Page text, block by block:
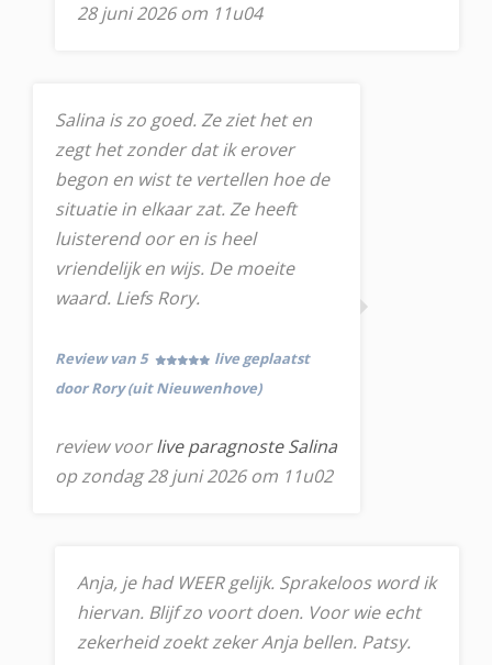
28 juni 2026 om 11u04
Salina is zo goed. Ze ziet het en
zegt het zonder dat ik erover
begon en wist te vertellen hoe de
situatie in elkaar zat. Ze heeft
luisterend oor en is heel
vriendelijk en wijs. De moeite
waard. Liefs Rory.
Review van 5
live geplaatst
door Rory (uit Nieuwenhove)
review voorlive paragnoste Salina
op zondag 28 juni 2026 om 11u02
Anja, je had WEER gelijk. Sprakeloos word ik
hiervan. Blijf zo voort doen. Voor wie echt
zekerheid zoekt zeker Anja bellen. Patsy.